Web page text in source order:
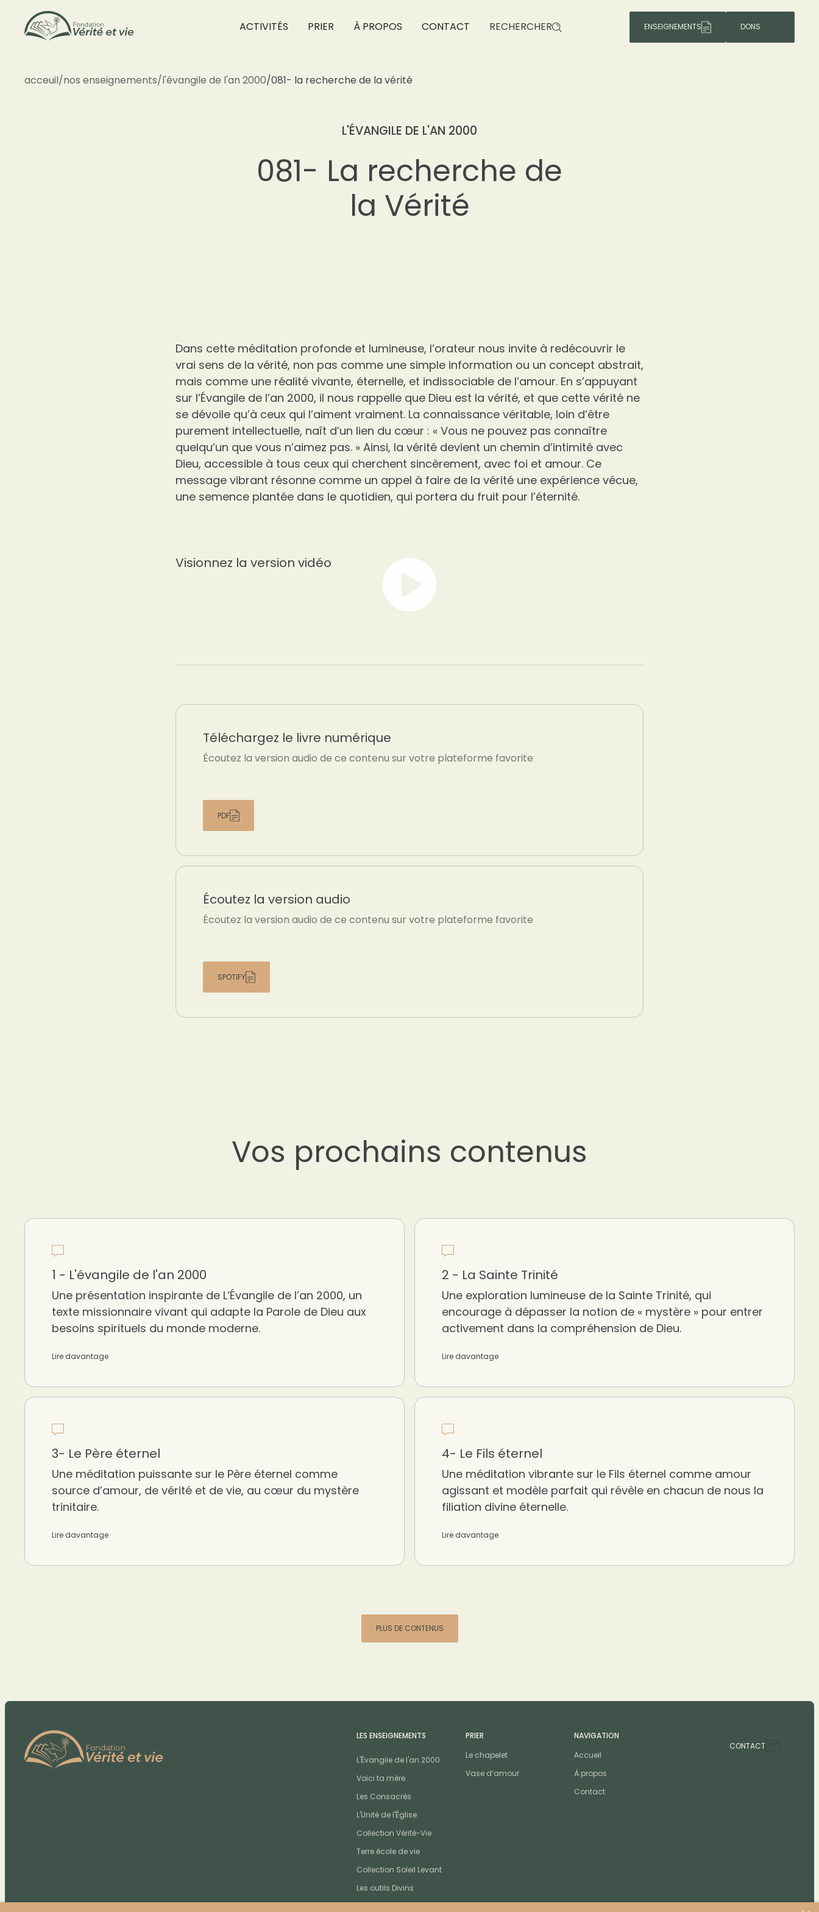
ACTIVITÉS PRIER À PROPOS CONTACT RECHERCHER ENSEIGNEMENTS DONS
acceuil/nos enseignements/l'évangile de l'an 2000/081- la recherche de la vérité
L'ÉVANGILE DE L'AN 2000
081- La recherche de
la Vérité
Dans cette méditation profonde et lumineuse, l’orateur nous invite à redécouvrir le
vrai sens de la vérité, non pas comme une simple information ou un concept abstrait,
mais comme une réalité vivante, éternelle, et indissociable de l’amour. En s’appuyant
sur l’Évangile de l’an 2000, il nous rappelle que Dieu est la vérité, et que cette vérité ne
se dévoile qu’à ceux qui l’aiment vraiment. La connaissance véritable, loin d’être
purement intellectuelle, naît d’un lien du cœur : « Vous ne pouvez pas connaître
quelqu’un que vous n’aimez pas. » Ainsi, la vérité devient un chemin d’intimité avec
Dieu, accessible à tous ceux qui cherchent sincèrement, avec foi et amour. Ce
message vibrant résonne comme un appel à faire de la vérité une expérience vécue,
une semence plantée dans le quotidien, qui portera du fruit pour l’éternité.
Visionnez la version vidéo
Téléchargez le livre numérique
Écoutez la version audio de ce contenu sur votre plateforme favorite
PDF
Écoutez la version audio
Écoutez la version audio de ce contenu sur votre plateforme favorite
SPOTIFY
Vos prochains contenus
1 - L'évangile de l'an 2000
Une présentation inspirante de L’Évangile de l’an 2000, un
texte missionnaire vivant qui adapte la Parole de Dieu aux
besoins spirituels du monde moderne.
Lire davantage
2 - La Sainte Trinité
Une exploration lumineuse de la Sainte Trinité, qui
encourage à dépasser la notion de « mystère » pour entrer
activement dans la compréhension de Dieu.
Lire davantage
3- Le Père éternel
Une méditation puissante sur le Père éternel comme
source d’amour, de vérité et de vie, au cœur du mystère
trinitaire.
Lire davantage
4- Le Fils éternel
Une méditation vibrante sur le Fils éternel comme amour
agissant et modèle parfait qui révèle en chacun de nous la
filiation divine éternelle.
Lire davantage
PLUS DE CONTENUS
LES ENSEIGNEMENTS
L'Évangile de l'an 2000
Voici ta mère
Les Consacrés
L'Unité de l'Église
Collection Vérité-Vie
Terre école de vie
Collection Soleil Levant
Les outils Divins
PRIER
Le chapelet
Vase d’amour
NAVIGATION
Accueil
À propos
Contact
CONTACT